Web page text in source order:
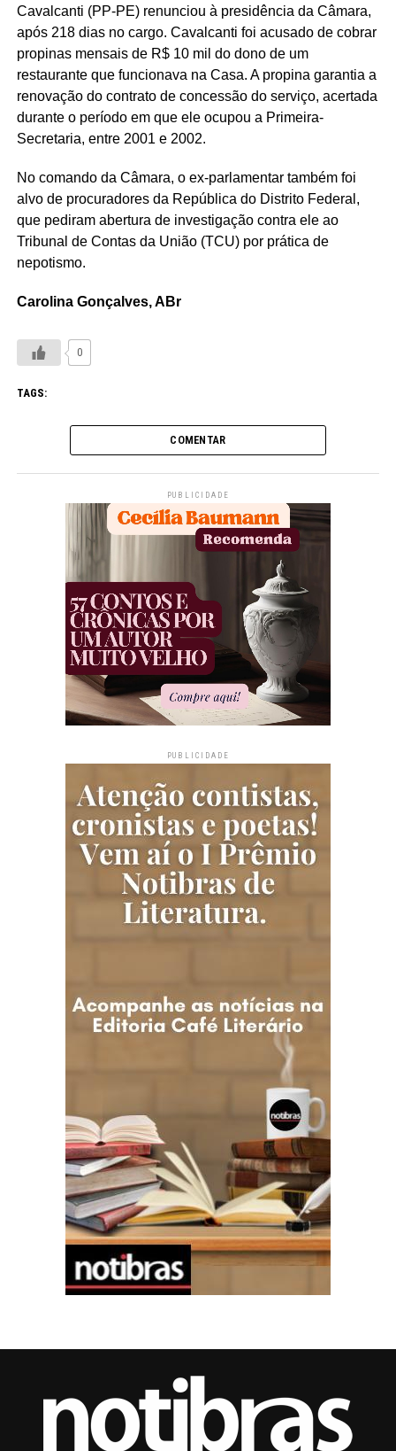
Cavalcanti (PP-PE) renunciou à presidência da Câmara,
após 218 dias no cargo. Cavalcanti foi acusado de cobrar
propinas mensais de R$ 10 mil do dono de um
restaurante que funcionava na Casa. A propina garantia a
renovação do contrato de concessão do serviço, acertada
durante o período em que ele ocupou a Primeira-
Secretaria, entre 2001 e 2002.
No comando da Câmara, o ex-parlamentar também foi
alvo de procuradores da República do Distrito Federal,
que pediram abertura de investigação contra ele ao
Tribunal de Contas da União (TCU) por prática de
nepotismo.
Carolina Gonçalves, ABr
0
TAGS:
COMENTAR
PUBLICIDADE
PUBLICIDADE